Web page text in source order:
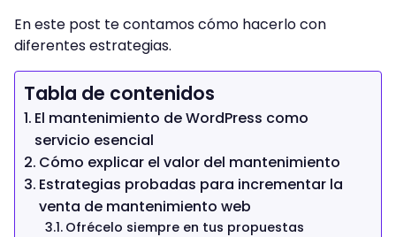
En este post te contamos cómo hacerlo con
diferentes estrategias.
Tabla de contenidos
El mantenimiento de WordPress como
servicio esencial
Cómo explicar el valor del mantenimiento
Estrategias probadas para incrementar la
venta de mantenimiento web
Ofrécelo siempre en tus propuestas